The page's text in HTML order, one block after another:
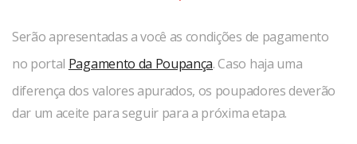
Serão apresentadas a você as condições de pagamento
no portal Pagamento da Poupança. Caso haja uma
diferença dos valores apurados, os poupadores deverão
dar um aceite para seguir para a próxima etapa.